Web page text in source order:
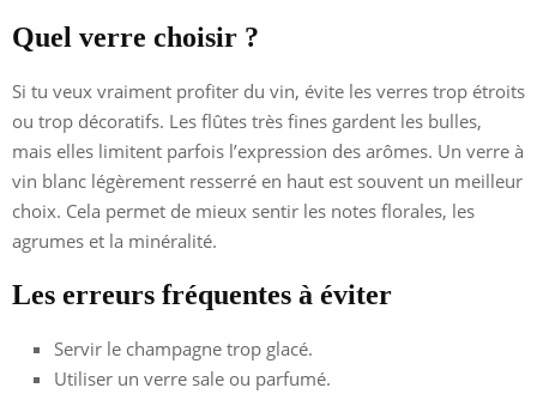
Quel verre choisir ?
Si tu veux vraiment profiter du vin, évite les verres trop étroits
ou trop décoratifs. Les flûtes très fines gardent les bulles,
mais elles limitent parfois l’expression des arômes. Un verre à
vin blanc légèrement resserré en haut est souvent un meilleur
choix. Cela permet de mieux sentir les notes florales, les
agrumes et la minéralité.
Les erreurs fréquentes à éviter
Servir le champagne trop glacé.
Utiliser un verre sale ou parfumé.